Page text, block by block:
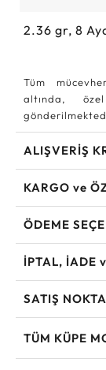
2.36 gr, 8
Tüm
altında,
ALIŞVERİŞ
KARGO ve
ÖDEME
İPTAL, İADE
SATIŞ
TÜM KÜPE